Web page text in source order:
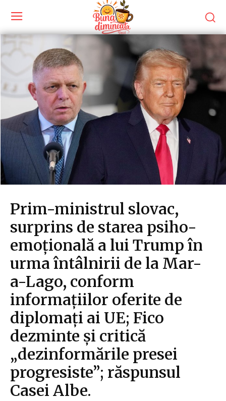
Prim-ministrul slovac,
surprins de starea psiho-
emoțională a lui Trump în
urma întâlnirii de la Mar-
a-Lago, conform
informațiilor oferite de
diplomați ai UE; Fico
dezminte și critică
„dezinformările presei
progresiste”; răspunsul
Casei Albe.